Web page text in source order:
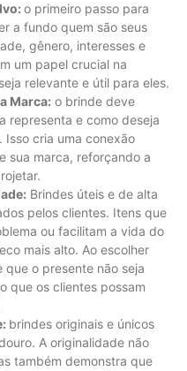
o primeiro passo para
a fundo quem são seus
gênero, interesses e
um papel crucial na
relevante e útil para eles.
Marca: o brinde deve
representa e como deseja
Isso cria uma conexão
sua marca, reforçando a
Brindes úteis e de alta
pelos clientes. Itens que
ou facilitam a vida do
mais alto. Ao escolher
o presente não seja
que os clientes possam
brindes originais e únicos
A originalidade não
também demonstra que